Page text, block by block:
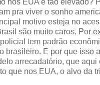
nos EUA é tão elevado?
pra viver o sonho
motivo esteja no
são muito caros. Por
tem padrão
brasileiro. E por que isso
arrecadatório, que aqui
que nos EUA, o alvo da